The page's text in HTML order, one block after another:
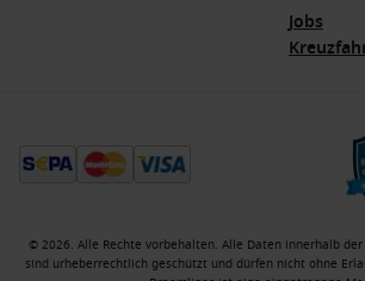
Jobs
© 2026. Alle Rechte vorbehalten. Alle Daten innerhalb
sind urheberrechtlich geschützt und dürfen nicht ohne